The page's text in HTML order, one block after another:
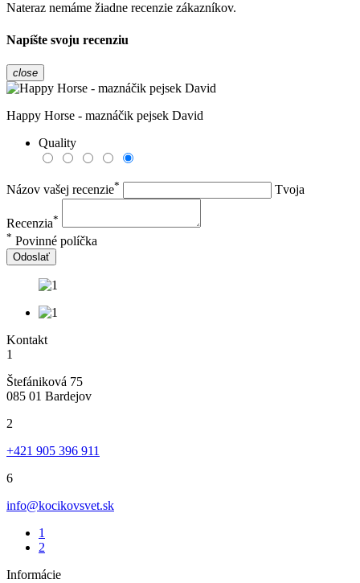
Nateraz nemáme žiadne recenzie zákazníkov.
Napíšte svoju recenziu
close
Happy Horse - maznáčik pejsek David
Quality
Názov vašej recenzie* Tvoja
Recenzia*
* Povinné políčka
Odoslať
Kontakt
1
Štefániková 75
085 01 Bardejov
2
+421 905 396 911
6
info@kocikovsvet.sk
1
2
Informácie